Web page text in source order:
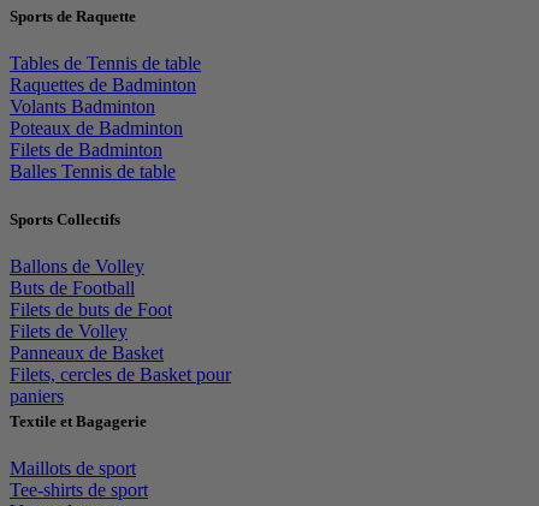
Sports de Raquette
Tables de Tennis de table
Raquettes de Badminton
Volants Badminton
Poteaux de Badminton
Filets de Badminton
Balles Tennis de table
Sports Collectifs
Ballons de Volley
Buts de Football
Filets de buts de Foot
Filets de Volley
Panneaux de Basket
Filets, cercles de Basket pour
paniers
Textile et Bagagerie
Maillots de sport
Tee-shirts de sport